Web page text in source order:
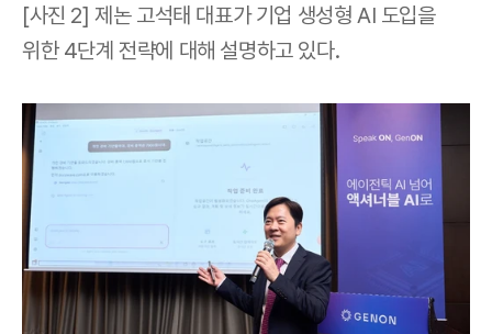
[사진 2] 제논 고석태 대표가 기업 생성형 AI 도입을
위한 4단계 전략에 대해 설명하고 있다.